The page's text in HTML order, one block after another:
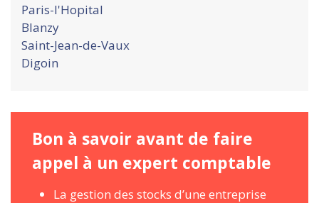
Paris-l'Hopital
Blanzy
Saint-Jean-de-Vaux
Digoin
Bon à savoir avant de faire
appel à un expert comptable
La gestion des stocks d’une entreprise